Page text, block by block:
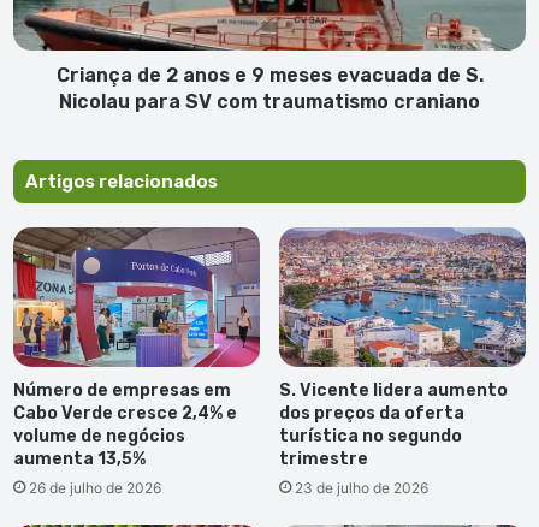
evacuada
de
Nicolau
com
traumatismo
craniano
Criança de 2 anos e 9 meses evacuada de S.
Nicolau para SV com traumatismo craniano
Artigos relacionados
Número de empresas em
Cabo Verde cresce 2,4% e
volume de negócios
aumenta 13,5%
26 de julho de 2026
S. Vicente lidera aumento
dos preços da oferta
turística no segundo
trimestre
23 de julho de 2026